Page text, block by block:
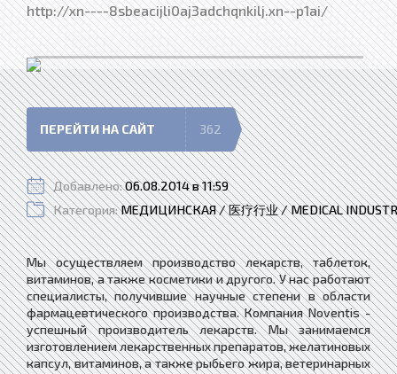
http://xn----8sbeacijli0aj3adchqnkilj.xn--p1ai/
ПЕРЕЙТИ НА САЙТ 362
Добавлено:06.08.2014 в 11:59
Категория:МЕДИЦИНСКАЯ / 医疗行业 / MEDICAL
Мы осуществляем производство лекарств, таблеток,
витаминов, а также косметики и другого. У нас работают
специалисты, получившие научные степени в области
фармацевтического производства. Компания Noventis -
успешный производитель лекарств. Мы занимаемся
изготовлением лекарственных препаратов, желатиновых
капсул, витаминов, а также рыбьего жира, ветеринарных